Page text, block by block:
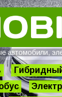
автомобили,